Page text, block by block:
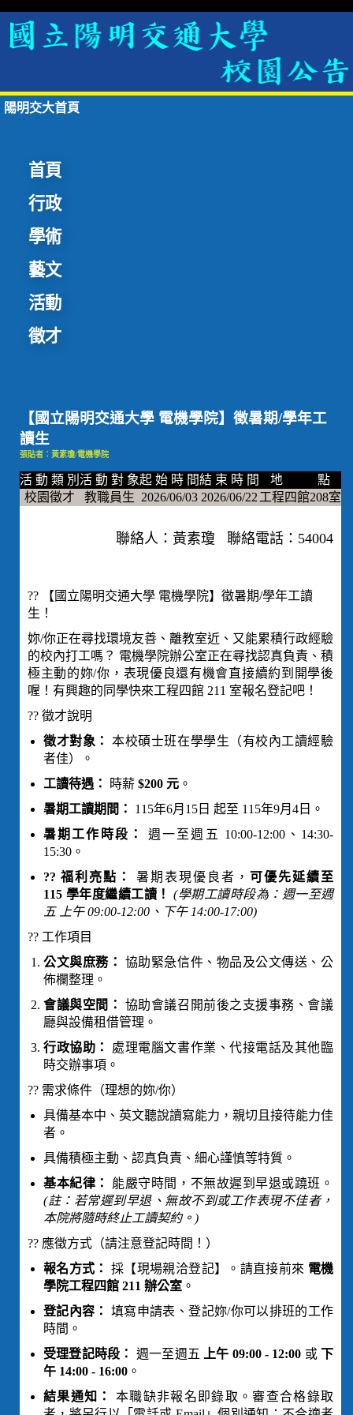
陽明交大首頁
首頁
行政
學術
藝文
活動
徵才
【國立陽明交通大學 電機學院】徵暑期/學年工
讀生
張貼者：黃素瓊/電機學院
活 動 類 別 活 動 對 象起 始 時 間結 束 時 間
地 點
校園徵才
教職員生 2026/06/03 2026/06/22 工程四館208室
聯絡人：黃素瓊 聯絡電話：54004
?? 【國立陽明交通大學 電機學院】徵暑期/學年工讀
生！
妳/你正在尋找環境友善、離教室近、又能累積行政經驗
的校內打工嗎？ 電機學院辦公室正在尋找認真負責、積
極主動的妳/你，表現優良還有機會直接續約到開學後
喔！有興趣的同學快來工程四館 211 室報名登記吧！
?? 徵才說明
徵才對象：
本校碩士班在學學生（有校內工讀經驗
者佳）。
工讀待遇：
時薪 $200 元 。
暑期工讀期間：
115年6月15日 起至 115年9月4日。
暑期工作時段：
週一至週五 10:00-12:00、14:30-
15:30。
?? 福利亮點：
暑期表現優良者， 可優先延續至
115 學年度繼續工讀！
(學期工讀時段為：週一至週
五 上午 09:00-12:00、下午 14:00-17:00)
?? 工作項目
公文與庶務：
協助緊急信件、物品及公文傳送、公
佈欄整理。
會議與空間：
協助會議召開前後之支援事務、會議
廳與設備租借管理。
行政協助：
處理電腦文書作業、代接電話及其他臨
時交辦事項。
?? 需求條件（理想的妳/你）
具備基本中、英文聽說讀寫能力，親切且接待能力佳
者。
具備積極主動、認真負責、細心謹慎等特質。
基本紀律：
能嚴守時間，不無故遲到早退或蹺班。
(註：若常遲到早退、無故不到或工作表現不佳者，
本院將隨時終止工讀契約。)
?? 應徵方式（請注意登記時間！）
報名方式：
採【現場親洽登記】。請直接前來 電機
學院工程四館 211 辦公室 。
登記內容：
填寫申請表、登記妳/你可以排班的工作
時間。
受理登記時段：
週一至週五 上午 09:00 - 12:00 或下
午 14:00 - 16:00 。
結果通知：
本職缺非報名即錄取。審查合格錄取